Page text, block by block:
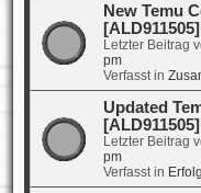
New Temu
Letzter Beitrag
pm
Verfasst in
Updated
Letzter Beitrag
pm
Verfasst in